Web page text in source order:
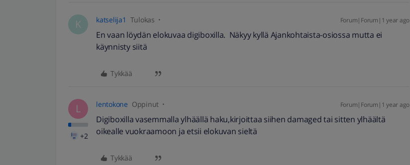
K katselija1 Tulokas Forum|Forum|1 year ago
En vaan löydän elokuvaa digiboxilla. Näkyy kyllä Ajankohtaista-osiossa mutta ei
käynnisty siitä
Tykkää
L
+2
lentokone Oppinut Forum|Forum|1 year ago
Digiboxilla vasemmalla ylhäällä haku,kirjoittaa siihen damaged tai sitten ylhäältä
oikealle vuokraamoon ja etsii elokuvan sieltä
Tykkää